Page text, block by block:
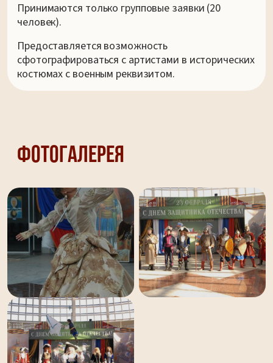
Принимаются только групповые заявки (20
человек).
Предоставляется возможность
сфотографироваться с артистами в исторических
костюмах с военным реквизитом.
Фотогалерея